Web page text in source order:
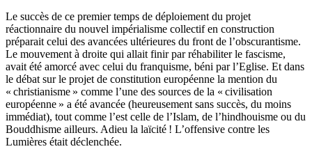
Le succès de ce premier temps de déploiement du projet
réactionnaire du nouvel impérialisme collectif en construction
préparait celui des avancées ultérieures du front de l’obscurantisme.
Le mouvement à droite qui allait finir par réhabiliter le fascisme,
avait été amorcé avec celui du franquisme, béni par l’Eglise. Et dans
le débat sur le projet de constitution européenne la mention du
« christianisme » comme l’une des sources de la « civilisation
européenne » a été avancée (heureusement sans succès, du moins
immédiat), tout comme l’est celle de l’Islam, de l’hindhouisme ou du
Bouddhisme ailleurs. Adieu la laïcité ! L’offensive contre les
Lumières était déclenchée.